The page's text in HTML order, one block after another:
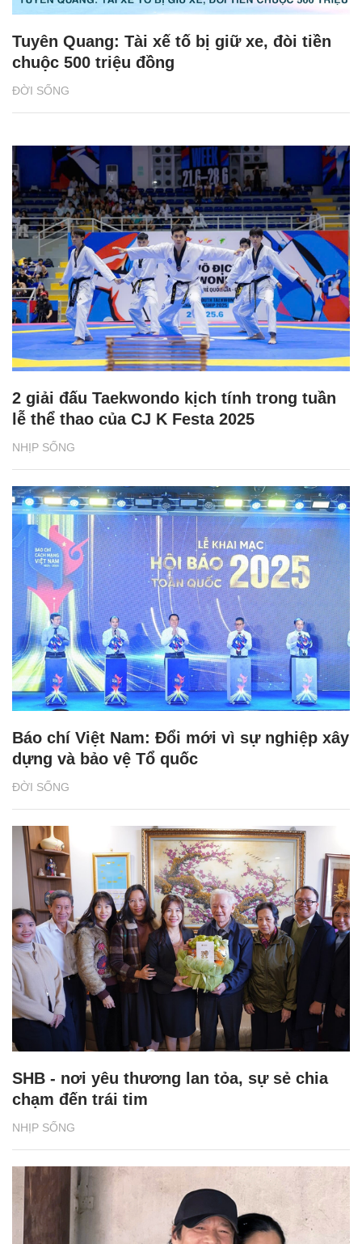
ĐỜI SỐNG
Tuyên Quang: Tài xế tố bị giữ xe, đòi tiền
chuộc 500 triệu đồng
NHỊP SỐNG
2 giải đấu Taekwondo kịch tính trong tuần
lễ thể thao của CJ K Festa 2025
ĐỜI SỐNG
Báo chí Việt Nam: Đổi mới vì sự nghiệp xây
dựng và bảo vệ Tổ quốc
NHỊP SỐNG
SHB - nơi yêu thương lan tỏa, sự sẻ chia
chạm đến trái tim